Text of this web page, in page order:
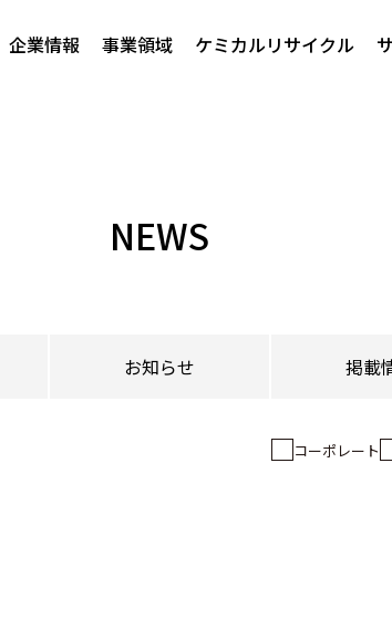
企業情報 事業領域 ケミカルリサイクル
NEWS
お知らせ 掲載
コーポレート